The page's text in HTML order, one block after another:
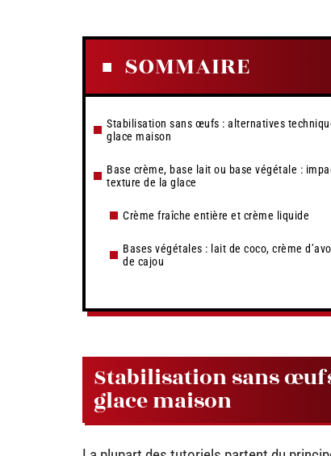
SOMMAIRE
Stabilisation sans œufs : alternatives
glace maison
Base crème, base lait ou base végétale :
texture de la glace
Crème fraîche entière et crème liquide
Bases végétales : lait de coco, crème
de cajou
Stabilisation sans
glace maison